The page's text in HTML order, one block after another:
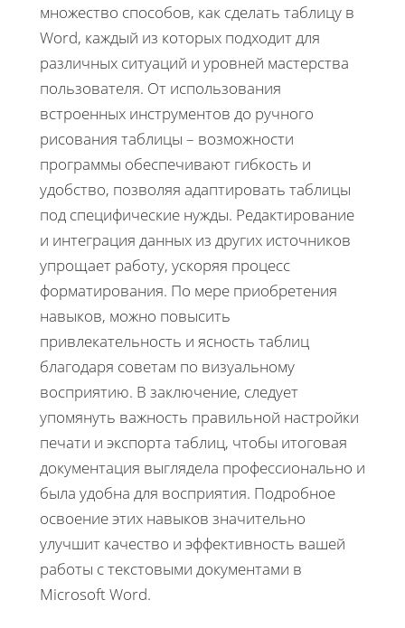
множество способов, как сделать таблицу в
Word, каждый из которых подходит для
различных ситуаций и уровней мастерства
пользователя. От использования
встроенных инструментов до ручного
рисования таблицы – возможности
программы обеспечивают гибкость и
удобство, позволяя адаптировать таблицы
под специфические нужды. Редактирование
и интеграция данных из других источников
упрощает работу, ускоряя процесс
форматирования. По мере приобретения
навыков, можно повысить
привлекательность и ясность таблиц
благодаря советам по визуальному
восприятию. В заключение, следует
упомянуть важность правильной настройки
печати и экспорта таблиц, чтобы итоговая
документация выглядела профессионально и
была удобна для восприятия. Подробное
освоение этих навыков значительно
улучшит качество и эффективность вашей
работы с текстовыми документами в
Microsoft Word.